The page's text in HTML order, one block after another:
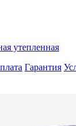
утепленная
Гарантия